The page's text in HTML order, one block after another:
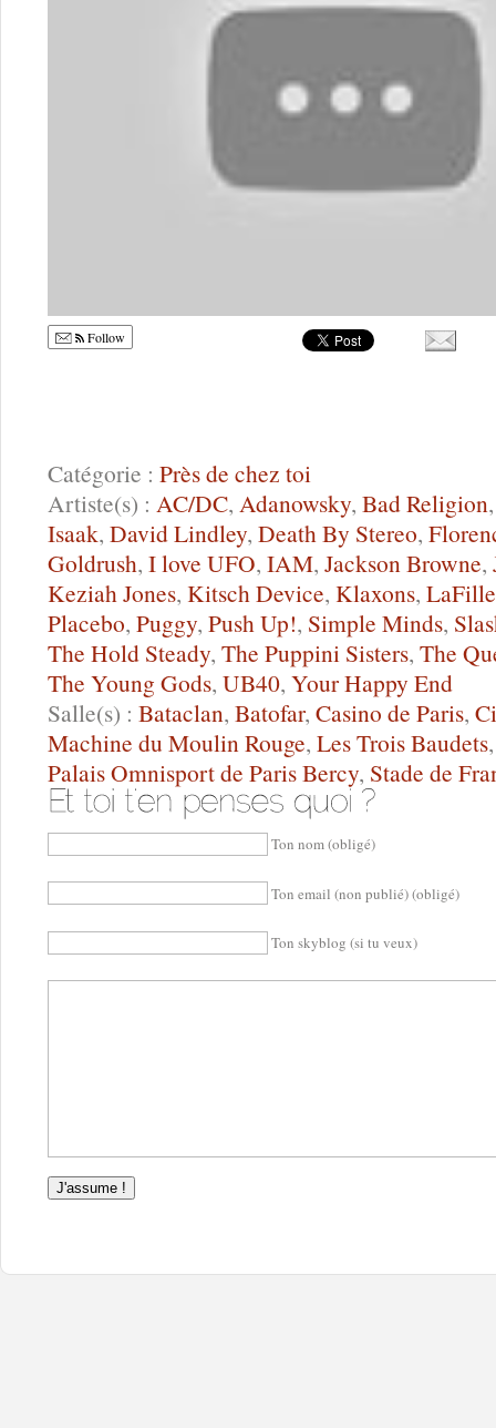
Follow
Catégorie : Près de chez toi
Artiste(s) : AC/DC, Adanowsky, Bad Religion
Isaak, David Lindley, Death By Stereo,
Goldrush, I love UFO, IAM, Jackson Browne,
Keziah Jones, Kitsch Device, Klaxons, LaFille
Placebo, Puggy, Push Up!, Simple Minds,
The Hold Steady, The Puppini Sisters, The
The Young Gods, UB40, Your Happy End
Salle(s) : Bataclan, Batofar, Casino de Paris,
Machine du Moulin Rouge, Les Trois Baudets
Palais Omnisport de Paris Bercy, Stade de
Ton nom (obligé)
Ton email (non publié) (obligé)
Ton skyblog (si tu veux)